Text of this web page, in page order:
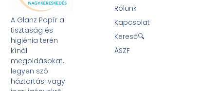
A Glanz Papír a
tisztaság és
higiénia terén
kínál
megoldásokat,
legyen szó
háztartási vagy
Rólunk
Kapcsolat
Kereső🔍
ÁSZF